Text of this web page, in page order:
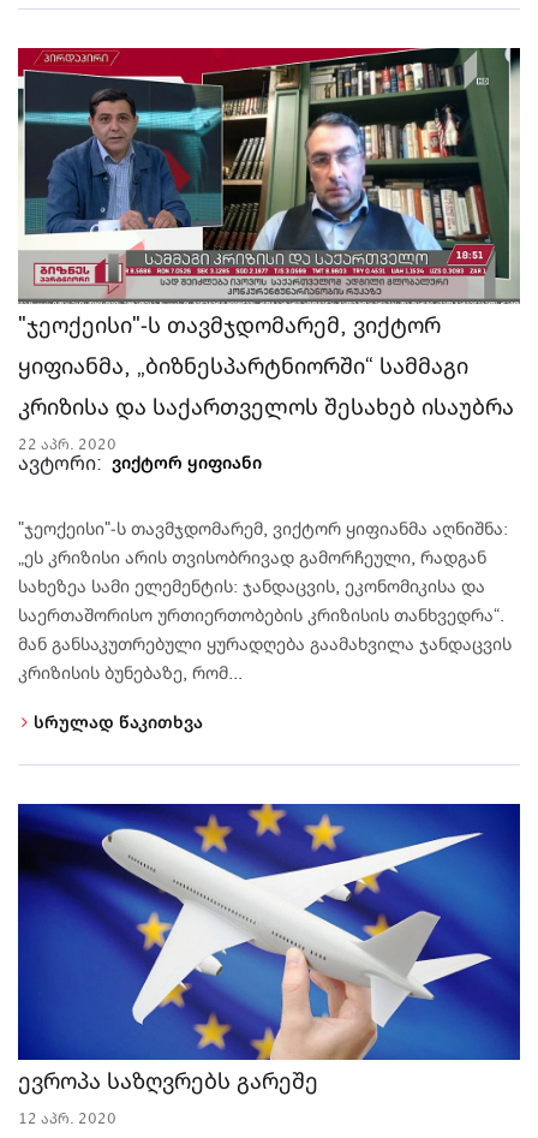
"ჯეოქეისი"-ს თავმჯდომარემ, ვიქტორ
ყიფიანმა, „ბიზნესპარტნიორში“ სამმაგი
კრიზისა და საქართველოს შესახებ ისაუბრა
ავტორი: ვიქტორ ყიფიანი
22 აპრ. 2020
"ჯეოქეისი"-ს თავმჯდომარემ, ვიქტორ ყიფიანმა აღნიშნა:
„ეს კრიზისი არის თვისობრივად გამორჩეული, რადგან
სახეზეა სამი ელემენტის: ჯანდაცვის, ეკონომიკისა და
საერთაშორისო ურთიერთობების კრიზისის თანხვედრა“.
მან განსაკუთრებული ყურადღება გაამახვილა ჯანდაცვის
კრიზისის ბუნებაზე, რომ...
სრულად წაკითხვა
ევროპა საზღვრებს გარეშე
12 აპრ. 2020